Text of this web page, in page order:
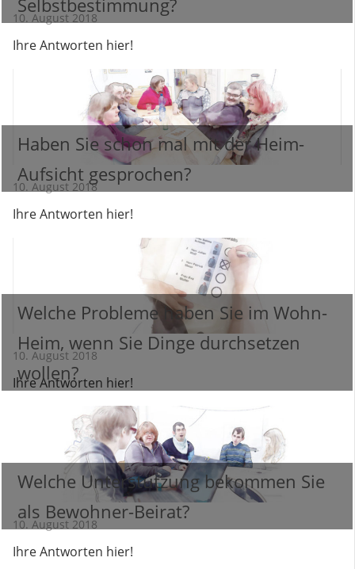
10. August 2018
Selbstbestimmung?
Ihre Antworten hier!
10. August 2018
Haben Sie schon mal mit der Heim-
Aufsicht gesprochen?
Ihre Antworten hier!
10. August 2018
Welche Probleme haben Sie im Wohn-
Heim, wenn Sie Dinge durchsetzen
wollen?
Ihre Antworten hier!
10. August 2018
Welche Unterstützung bekommen Sie
als Bewohner-Beirat?
Ihre Antworten hier!